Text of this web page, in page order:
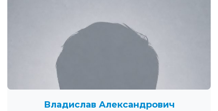
Владислав Александрович